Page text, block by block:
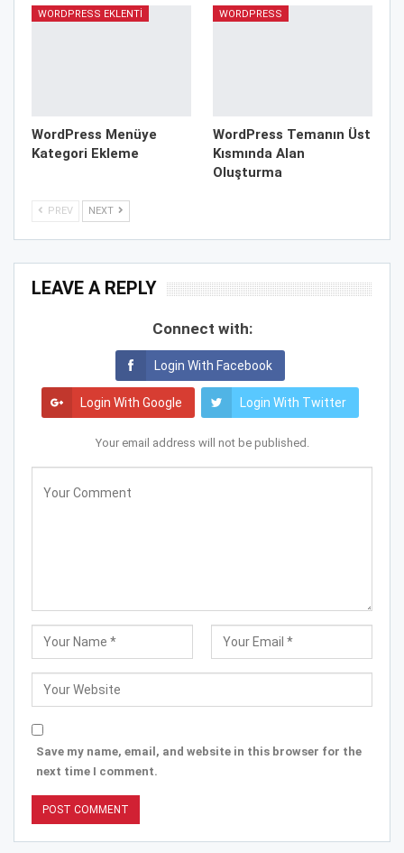
WORDPRESS EKLENTI
WordPress Menüye
Kategori Ekleme
WORDPRESS
WordPress Temanın Üst
Kısmında Alan
Oluşturma
PREV NEXT
LEAVE A REPLY
Connect with:
Login With Facebook
Login With Google Login With Twitter
Your email address will not be published.
Save my name, email, and website in this browser for the
next time I comment.